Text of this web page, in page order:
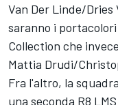
Van Der Linde/
saranno i portacolori
Collection che
Mattia Drudi/
Fra l'altro, la
una seconda R8